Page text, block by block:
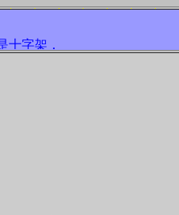
十字架，我們擁有這個，就